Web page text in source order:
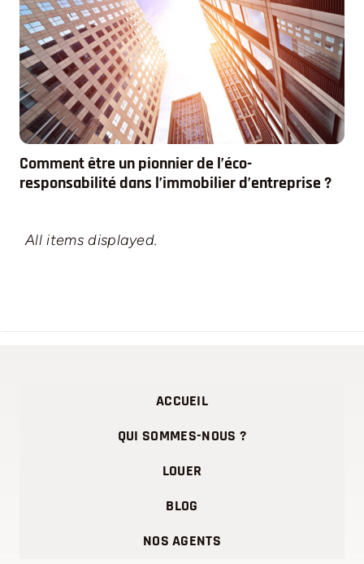
Comment être un pionnier de l’éco-
responsabilité dans l’immobilier d’entreprise ?
QUI SOMMES-NOUS ?
LOUER
BLOG
NOS AGENTS
Erkan Park, votre partenaire de confiance en immobilier